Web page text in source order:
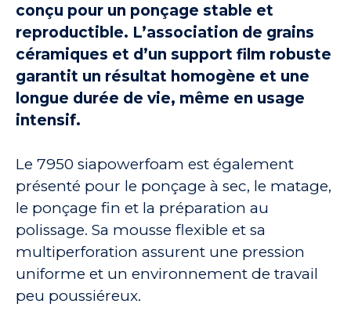
conçu pour un ponçage stable et
reproductible. L’association de grains
céramiques et d’un support film robuste
garantit un résultat homogène et une
longue durée de vie, même en usage
intensif.
Le 7950 siapowerfoam est également
présenté pour le ponçage à sec, le matage,
le ponçage fin et la préparation au
polissage. Sa mousse flexible et sa
multiperforation assurent une pression
uniforme et un environnement de travail
peu poussiéreux.